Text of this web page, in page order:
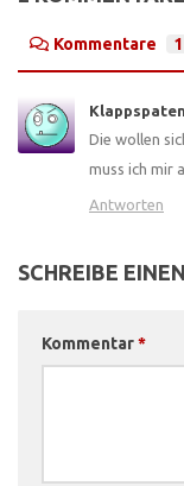
Kommentare 1
Die wollen
muss ich mir
Antworten
SCHREIBE
Kommentar*